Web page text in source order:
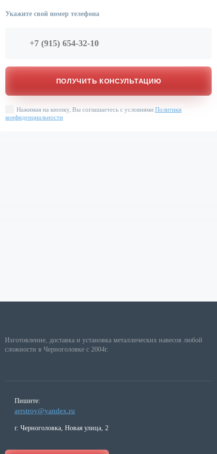
Укажите свой номер телефона
Нажимая на кнопку, Вы соглашаетесь с условиями Политики
конфиденциальности
Изготовление, доставка и установка металлических навесов любой
сложности в Черноголовке с 2004г.
Пишите:
arrstroy@yandex.ru
г. Черноголовка, Новая улица, 2